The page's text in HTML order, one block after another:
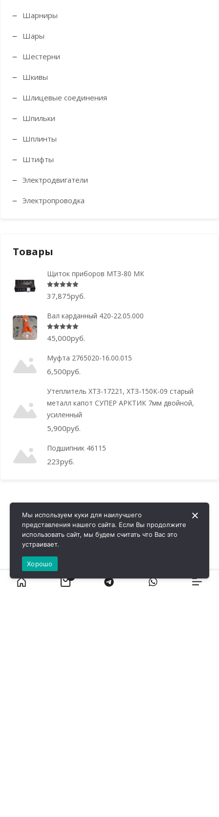
Шарниры
Шары
Шестерни
Шкивы
Шлицевые соединения
Шпильки
Шплинты
Штифты
Электродвигатели
Электропроводка
Товары
Щиток приборов МТЗ-80 МК
Оценка5.00 из 5
37,875руб.
Вал карданный 420-22.05.000
Оценка5.00 из 5
45,000руб.
Муфта 2765020-16.00.015
6,500руб.
Утеплитель ХТЗ-17221, ХТЗ-150К-09 старый
металл капот СУПЕР АРКТИК 7мм двойной,
усиленный
5,900руб.
Подшипник 46115
223руб.
Мы используем куки для наилучшего
представления нашего сайта. Если Вы продолжите
использовать сайт, мы будем считать что Вас это
устраивает.
Хорошо